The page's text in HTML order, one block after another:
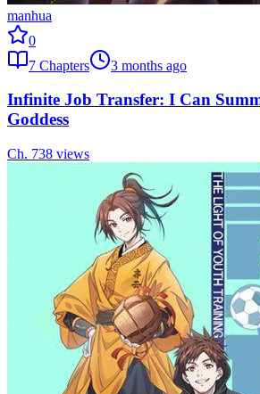
manhua
0
7 Chapters 3 months ago
Infinite Job Transfer: I Can
Goddess
Ch. 738 views